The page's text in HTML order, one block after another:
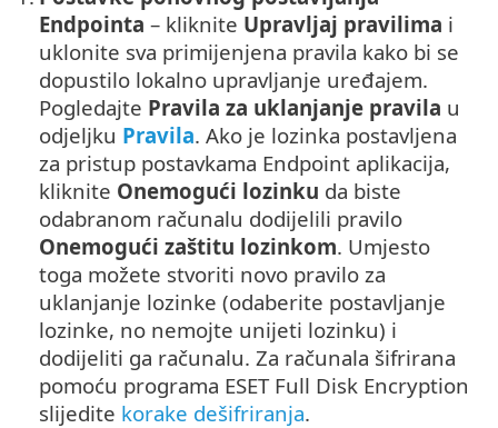
Endpointa – kliknite Upravljaj pravilima i
uklonite sva primijenjena pravila kako bi se
dopustilo lokalno upravljanje uređajem.
Pogledajte Pravila za uklanjanje pravila u
odjeljku Pravila. Ako je lozinka postavljena
za pristup postavkama Endpoint aplikacija,
kliknite Onemogući lozinku da biste
odabranom računalu dodijelili pravilo
Onemogući zaštitu lozinkom‎. Umjesto
toga možete stvoriti novo pravilo za
uklanjanje lozinke (odaberite postavljanje
lozinke, no nemojte unijeti lozinku) i
dodijeliti ga računalu. Za računala šifrirana
pomoću programa ESET Full Disk Encryption
slijedite korake dešifriranja.